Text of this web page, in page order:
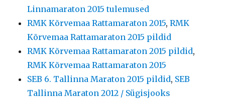
Linnamaraton 2015 tulemused
RMK Kõrvemaa Rattamaraton 2015,RMK
Kõrvemaa Rattamaraton 2015 pildid
RMK Kõrvemaa Rattamaraton 2015 pildid,
RMK Kõrvemaa Rattamaraton 2015
SEB 6. Tallinna Maraton 2015 pildid, SEB
Tallinna Maraton 2012 / Sügisjooks